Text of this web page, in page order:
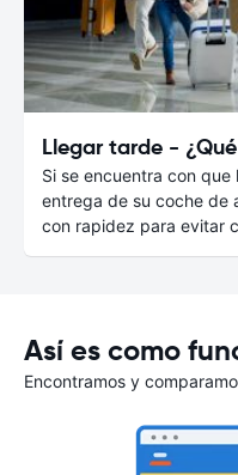
Llegar tarde -
Si se encuentra con
entrega de su coche de
con rapidez para evitar
Así es como
Encontramos y